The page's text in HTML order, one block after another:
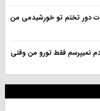
دور تختم تو خورشیدمی من
نمیپرسم فقط تورو من وقتی